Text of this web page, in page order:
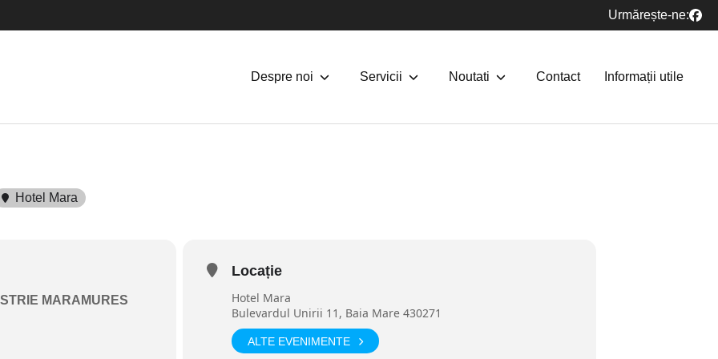
Urmărește-ne:
Despre noi Servicii Noutati Contact Informații utile
Hotel Mara
MARAMURES
Locație
Hotel Mara
Bulevardul Unirii 11, Baia Mare 430271
ALTE EVENIMENTE